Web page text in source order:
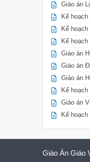
Giáo án
Kế
Kế
Kế
Giáo án
Giáo án
Giáo án
Kế
Giáo án
Kế
Giáo Án Giáo